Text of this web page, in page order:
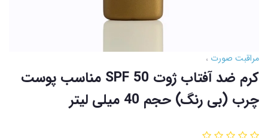
مراقبت صورت
کرم ضد آفتاب ژوت SPF 50 مناسب پوست
چرب (بی رنگ) حجم 40 میلی لیتر